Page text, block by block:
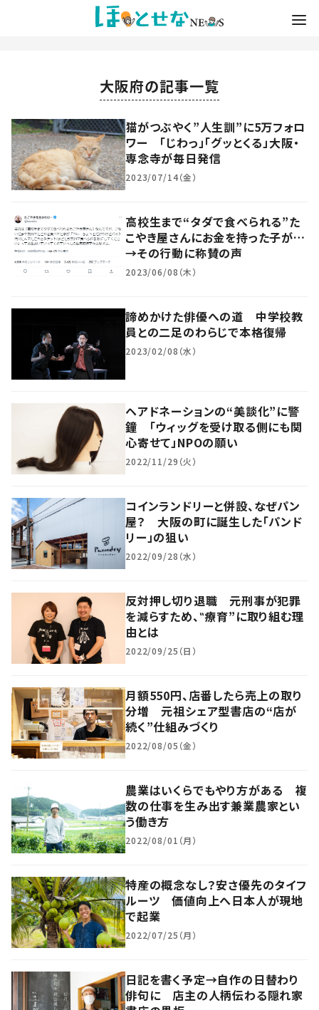
大阪府の記事一覧
猫がつぶやく”人生訓”に5万フォロ
ワー 「じわっ」「グッとくる」大阪・
専念寺が毎日発信
2023/07/14（金）
高校生まで“タダで食べられる”た
こやき屋さんにお金を持った子が…
→その行動に称賛の声
2023/06/08（木）
諦めかけた俳優への道 中学校教
員との二足のわらじで本格復帰
2023/02/08（水）
ヘアドネーションの“美談化”に警
鐘 「ウィッグを受け取る側にも関
心寄せて」NPOの願い
2022/11/29（火）
コインランドリーと併設、なぜパン
屋？ 大阪の町に誕生した「パンド
リー」の狙い
2022/09/28（水）
反対押し切り退職 元刑事が犯罪
を減らすため、‟療育”に取り組む理
由とは
2022/09/25（日）
月額550円、店番したら売上の取り
分増 元祖シェア型書店の“店が
続く”仕組みづくり
2022/08/05（金）
農業はいくらでもやり方がある 複
数の仕事を生み出す兼業農家とい
う働き方
2022/08/01（月）
特産の概念なし？安さ優先のタイフ
ルーツ 価値向上へ日本人が現地
で起業
2022/07/25（月）
日記を書く予定→自作の日替わり
俳句に 店主の人柄伝わる隠れ家